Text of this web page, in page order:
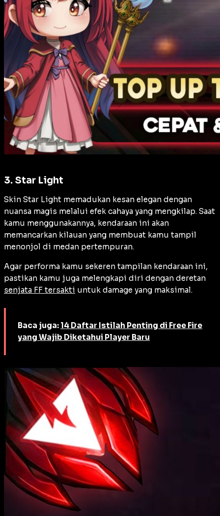
3. Star Light
Skin Star Light memadukan kesan elegan dengan
nuansa magis melalui efek cahaya yang mengkilap. Saat
kamu menggunakannya, kendaraan ini akan
memancarkan kilauan yang membuat kamu tampil
menonjol di medan pertempuran.
Agar performa kamu sekeren tampilan kendaraan ini,
pastikan kamu juga melengkapi diri dengan deretan
senjata FF tersakti untuk damage yang maksimal.
Baca juga: 14 Daftar Istilah Penting di Free Fire
yang Wajib Diketahui Player Baru